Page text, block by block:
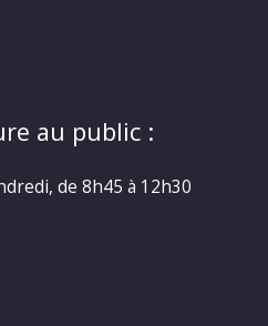
au public :
de 8h45 à 12h30